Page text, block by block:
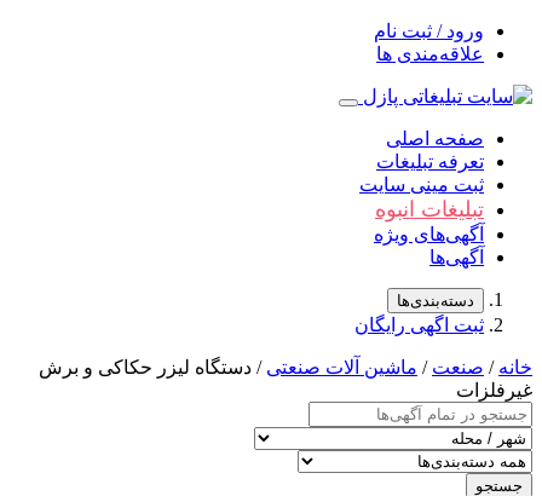
ورود / ثبت نام
علاقه‌مندی ها
صفحه اصلی
تعرفه تبلیغات
ثبت مینی سایت
تبلیغات انبوه
آگهی‌های ویژه
آگهی‌ها
دسته‌بندی‌ها
ثبت اگهی رایگان
/صنعت/ماشین آلات صنعتی/ دستگاه لیزر حکاکی و برش